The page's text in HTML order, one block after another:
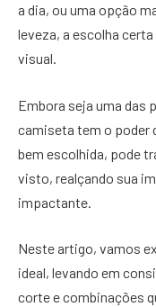
a dia, ou uma opção
leveza, a escolha
visual.
Embora seja uma das
camiseta tem o poder
bem escolhida, pode
visto, realçando sua
impactante.
Neste artigo, vamos
ideal, levando em
corte e combinações